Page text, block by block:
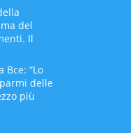
del
Il
Bce: “Lo
delle
più